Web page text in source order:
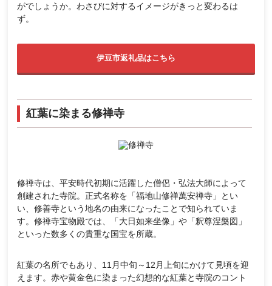
がでしょうか。わさびに対するイメージがきっと変わるは
ず。
伊豆市返礼品はこちら
紅葉に染まる修禅寺
修禅寺は、平安時代初期に活躍した僧侶・弘法大師によって
創建された寺院。正式名称を「福地山修禅萬安禅寺」とい
い、修善寺という地名の由来になったことで知られていま
す。修禅寺宝物殿では、「大日如来坐像」や「釈尊涅槃図」
といった数多くの貴重な国宝を所蔵。
紅葉の名所でもあり、11月中旬～12月上旬にかけて見頃を迎
えます。赤や黄金色に染まった幻想的な紅葉と寺院のコント